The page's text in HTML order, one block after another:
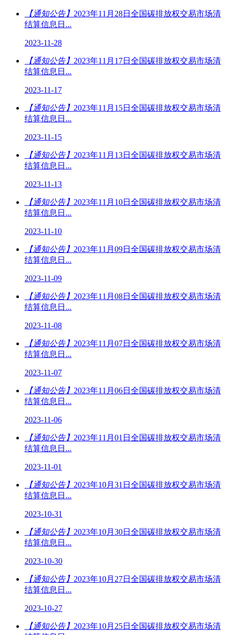
【通知公告】 2023年11月28日全国碳排放权交易市场清
结算信息日...
2023-11-28
【通知公告】 2023年11月17日全国碳排放权交易市场清
结算信息日...
2023-11-17
【通知公告】 2023年11月15日全国碳排放权交易市场清
结算信息日...
2023-11-15
【通知公告】 2023年11月13日全国碳排放权交易市场清
结算信息日...
2023-11-13
【通知公告】 2023年11月10日全国碳排放权交易市场清
结算信息日...
2023-11-10
【通知公告】 2023年11月09日全国碳排放权交易市场清
结算信息日...
2023-11-09
【通知公告】 2023年11月08日全国碳排放权交易市场清
结算信息日...
2023-11-08
【通知公告】 2023年11月07日全国碳排放权交易市场清
结算信息日...
2023-11-07
【通知公告】 2023年11月06日全国碳排放权交易市场清
结算信息日...
2023-11-06
【通知公告】 2023年11月01日全国碳排放权交易市场清
结算信息日...
2023-11-01
【通知公告】 2023年10月31日全国碳排放权交易市场清
结算信息日...
2023-10-31
【通知公告】 2023年10月30日全国碳排放权交易市场清
结算信息日...
2023-10-30
【通知公告】 2023年10月27日全国碳排放权交易市场清
结算信息日...
2023-10-27
【通知公告】 2023年10月25日全国碳排放权交易市场清